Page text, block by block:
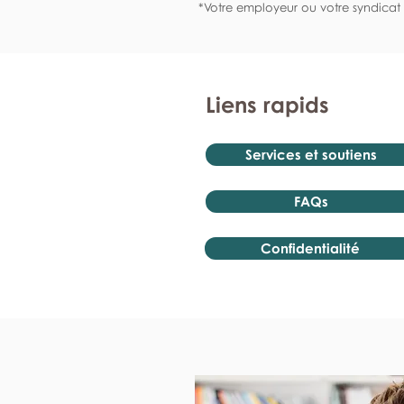
*Votre employeur ou votre
Liens rapids
Services et soutiens
FAQs
Confidentialité